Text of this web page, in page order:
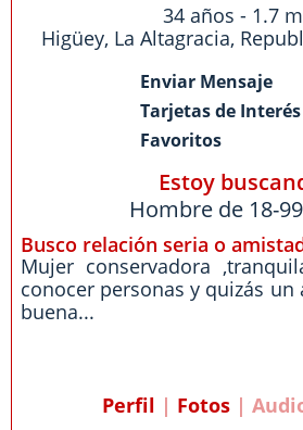
34 años - 1.7
Higüey, La Altagracia,
Enviar Mensaje
Tarjetas de Interés
Favoritos
Estoy
Hombre de 18-
Busco relación seria o
Mujer conservadora
conocer personas y quizás un
buena...
Perfil | Fotos|